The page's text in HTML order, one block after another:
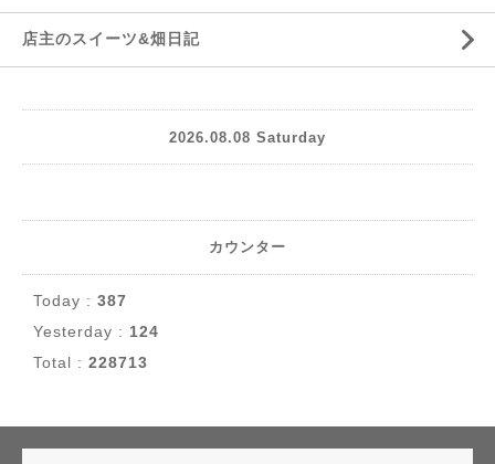
店主のスイーツ&畑日記
2026.08.08 Saturday
カウンター
Today : 387
Yesterday : 124
Total : 228713